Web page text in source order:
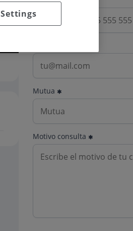
Mutua
Motivo consulta
Settings